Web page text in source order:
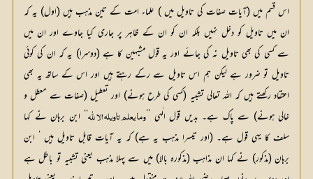
اس قسم میں (آیات صفات کی تاویل میں ) علماء امت کے تین مذہب ہیں (اول) یہ کہ
ان میں تاویل کو دخل نہیں بلکہ ان کو ان کے ظاہر پر جاری کیا جاوے اور ان میں
سے کسی کی بھی تاویل نہ کی جائے اور یہ قول مشبہین کا ہے (دوسرا) یہ کہ ان کی کوئی
تاویل تو ضرور ہے لیکن ہم اس تاویل سے رکے رہتے ہیں اور اس کے ساتھ یہ بھی
اعتقاد رکھتے ہیں کہ اللہ تعالی تشبیہ (کسی کی طرح ہونے) اور تعطیل (صفات سے معطل و
خالی ہونے) سے پاک ہے۔ بدیں قول الٰہی ’’
وما یعلم تاویلہ الا للّٰہ